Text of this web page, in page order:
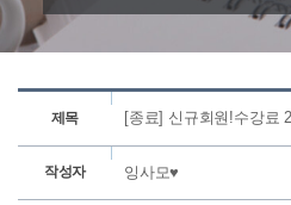
제목 [종료] 신규회원!수강료
작성자 잉사모♥